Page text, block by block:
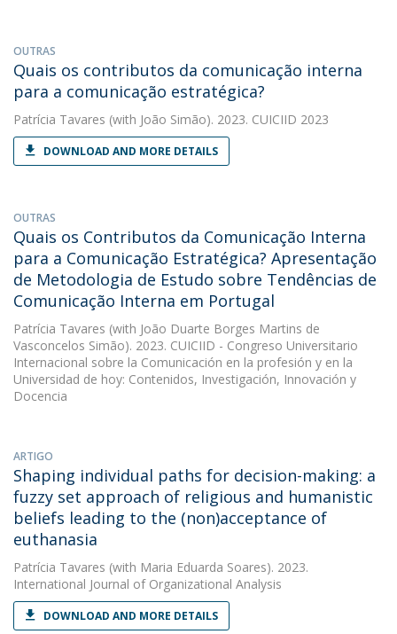
OUTRAS
Quais os contributos da comunicação interna
para a comunicação estratégica?
Patrícia Tavares (with João Simão). 2023. CUICIID 2023
DOWNLOAD AND MORE DETAILS
OUTRAS
Quais os Contributos da Comunicação Interna
para a Comunicação Estratégica? Apresentação
de Metodologia de Estudo sobre Tendências de
Comunicação Interna em Portugal
Patrícia Tavares (with João Duarte Borges Martins de
Vasconcelos Simão). 2023. CUICIID - Congreso Universitario
Internacional sobre la Comunicación en la profesión y en la
Universidad de hoy: Contenidos, Investigación, Innovación y
Docencia
ARTIGO
Shaping individual paths for decision-making: a
fuzzy set approach of religious and humanistic
beliefs leading to the (non)acceptance of
euthanasia
Patrícia Tavares (with Maria Eduarda Soares). 2023.
International Journal of Organizational Analysis
DOWNLOAD AND MORE DETAILS